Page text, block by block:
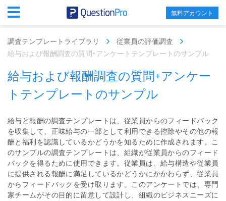
無料アカウント
調査テンプレートライブラリ
従業員の評価調査
給与および報酬調査の質問+アンケートテンプレートのサンプル
給与および報酬調査の質問+アンケー
トテンプレートのサンプル
給与と報酬の調査テンプレートは、従業員からのフィードバック
を収集して、正味給与の一部として利用できる控除やその他の報
酬と福利を認識しているかどうかを知るために作成されます。こ
のサンプルの調査テンプレートは、組織が従業員からのフィード
バックを得るために使用できます。従業員は、給与構造や従業員
に提供される報酬に満足しているかどうかにかかわらず、従業員
からフィードバックを受け取ります。このアンケートでは、専門
家チームがその目的に留意して設計し、組織のビジネスニーズに